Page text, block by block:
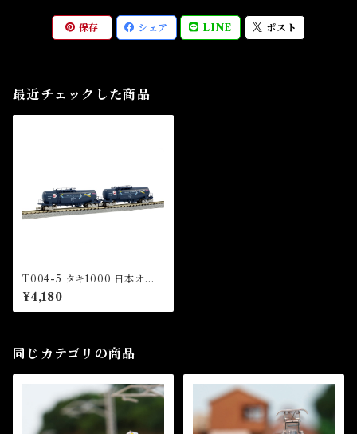
保存 シェア LINE ポスト
最近チェックした商品
T004-5 タキ1000 日本オイ
ルターミナル色 矢羽マーク付
き 2両セット (TAKI 1000 Ja
pan Oil Terminal Color wit
¥4,180
同じカテゴリの商品